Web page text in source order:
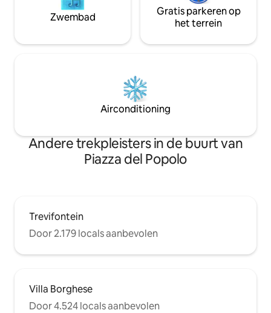
Zwembad
Gratis parkeren op
het terrein
Airconditioning
Andere trekpleisters in de buurt van
Piazza del Popolo
Trevifontein
Door 2.179 locals aanbevolen
Villa Borghese
Door 4.524 locals aanbevolen